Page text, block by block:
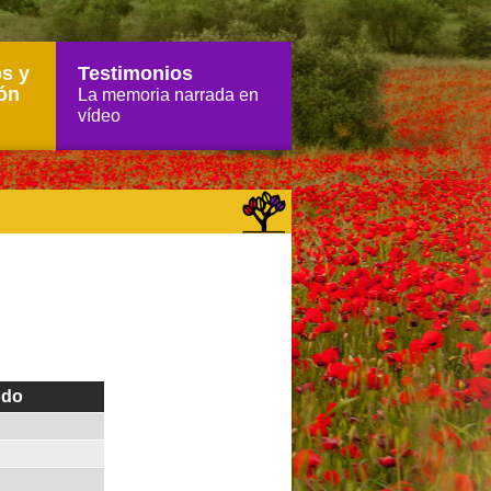
y
Testimonios
La memoria narrada en
vídeo